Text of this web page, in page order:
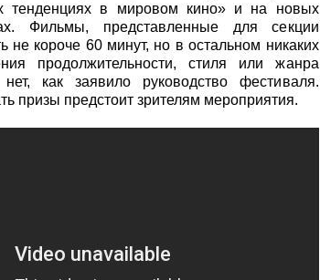
тенденциях в мировом кино» и на новых
Фильмы, представленные для секции
короче 60 минут, но в остальном никаких
продолжительности, стиля или жанра
как заявило руководство фестиваля.
призы предстоит зрителям мероприятия.